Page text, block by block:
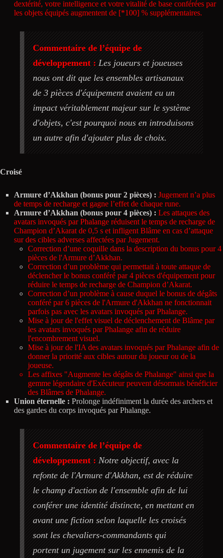
dextérité, votre intelligence et votre vitalité de base conférées par
les objets équipés augmentent de [*100] % supplémentaires.
Commentaire de l’équipe de
développement : Les joueurs et joueuses
nous ont dit que les ensembles artisanaux
de 3 pièces d'équipement avaient eu un
impact véritablement majeur sur le système
d'objets, c'est pourquoi nous en introduisons
un autre afin d'ajouter plus de choix.
Croisé
Armure d’Akkhan (bonus pour 2 pièces) : Jugement n’a plus
de temps de recharge et gagne l’effet de chaque rune.
Armure d’Akkhan (bonus pour 4 pièces) : Les attaques des
avatars invoqués par Phalange réduisent le temps de recharge de
Champion d’Akarat de 0,5 s et infligent Blâme en cas d’attaque
sur des cibles adverses affectées par Jugement.
Correction d’une coquille dans la description du bonus pour 4
pièces de l'Armure d’Akkhan.
Correction d’un problème qui permettait à toute attaque de
déclencher le bonus conféré par 4 pièces d'équipement pour
réduire le temps de recharge de Champion d’Akarat.
Correction d’un problème à cause duquel le bonus de dégâts
conféré par 6 pièces de l'Armure d'Akkhan ne fonctionnait
parfois pas avec les avatars invoqués par Phalange.
Mise à jour de l'effet visuel de déclenchement de Blâme par
les avatars invoqués par Phalange afin de réduire
l'encombrement visuel.
Mise à jour de l'IA des avatars invoqués par Phalange afin de
donner la priorité aux cibles autour du joueur ou de la
joueuse.
Les affixes "Augmente les dégâts de Phalange" ainsi que la
gemme légendaire d'Exécuteur peuvent désormais bénéficier
des Blâmes de Phalange.
Union éternelle : Prolonge indéfiniment la durée des archers et
des gardes du corps invoqués par Phalange.
Commentaire de l’équipe de
développement : Notre objectif, avec la
refonte de l'Armure d'Akkhan, est de réduire
le champ d'action de l'ensemble afin de lui
conférer une identité distincte, en mettant en
avant une fiction selon laquelle les croisés
sont les chevaliers-commandants qui
portent un jugement sur les ennemis de la